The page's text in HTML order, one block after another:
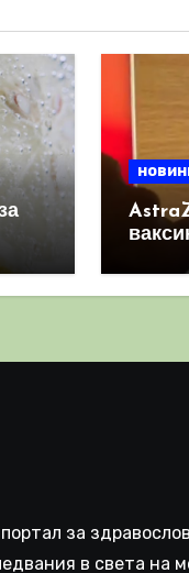
като
за
в света на